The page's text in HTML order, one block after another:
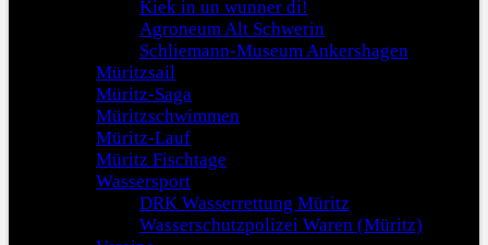
Kiek in un wunner di!
Agroneum Alt Schwerin
Schliemann-Museum Ankershagen
Müritzsail
Müritz-Saga
Müritzschwimmen
Müritz-Lauf
Müritz Fischtage
Wassersport
DRK Wasserrettung Müritz
Wasserschutzpolizei Waren (Müritz)